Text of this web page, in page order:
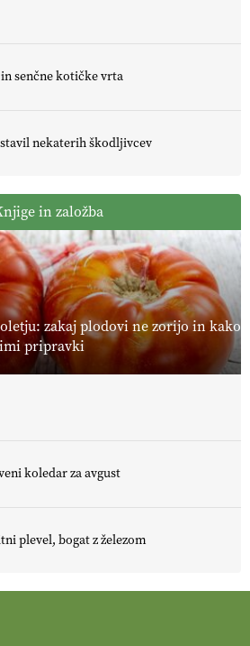
senčne kotičke vrta
nekaterih škodljivcev
in založba
zakaj plodovi ne zorijo in kako
pripravki
koledar za avgust
plevel, bogat z železom